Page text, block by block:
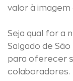
valor à
Seja qual for a
Salgado de
para oferecer
colaboradores.